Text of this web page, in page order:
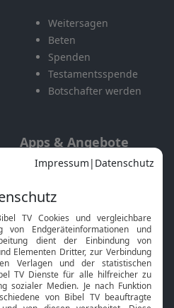
Weitersagen
Beten
Spenden
Testamentsspende
Botschafter werden
Apps & Angebote
Mobile App
Smart TV
HbbTV
Bibelthek Online-Bibel
Nächster Gottesdienst